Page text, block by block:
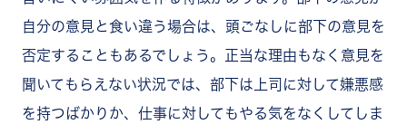
自分の意見と食い違う場合は、頭ごなしに部下の意見を
否定することもあるでしょう。正当な理由もなく意見を
聞いてもらえない状況では、部下は上司に対して嫌悪感
を持つばかりか、仕事に対してもやる気をなくしてしま